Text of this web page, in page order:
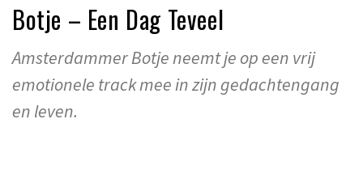
Botje – Een Dag Teveel
Amsterdammer Botje neemt je op een vrij
emotionele track mee in zijn gedachtengang
en leven.